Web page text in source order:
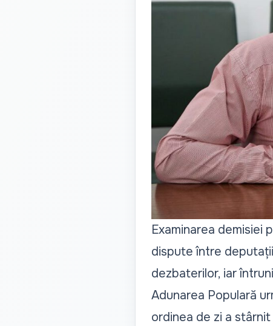
Examinarea demisiei
dispute între
dezbaterilor, iar
Adunarea Populară
ordinea de zi a